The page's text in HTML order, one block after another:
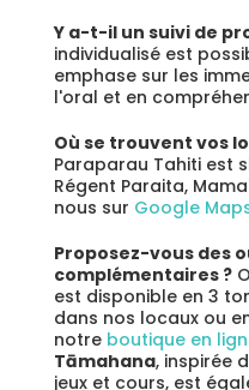
Y a-t-il un suivi de
individualisé est
emphase sur les
l'oral et en
Où se trouvent vos
Paraparau Tahiti est
Régent Paraita,
nous sur Google
Proposez-vous des
complémentaires ?
est disponible en 3
dans nos locaux ou
notre boutique en
Tāmahana, inspirée
jeux et cours, est